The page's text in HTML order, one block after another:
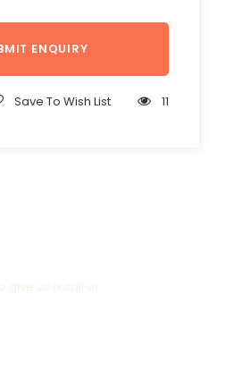
Save To Wish List 11